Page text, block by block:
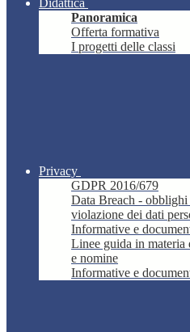
Didattica
Panoramica
Offerta formativa
I progetti delle classi
Privacy
GDPR 2016/679
Data Breach -
violazione dei dati
Informative e
Linee guida in materia
e nomine
Informative e